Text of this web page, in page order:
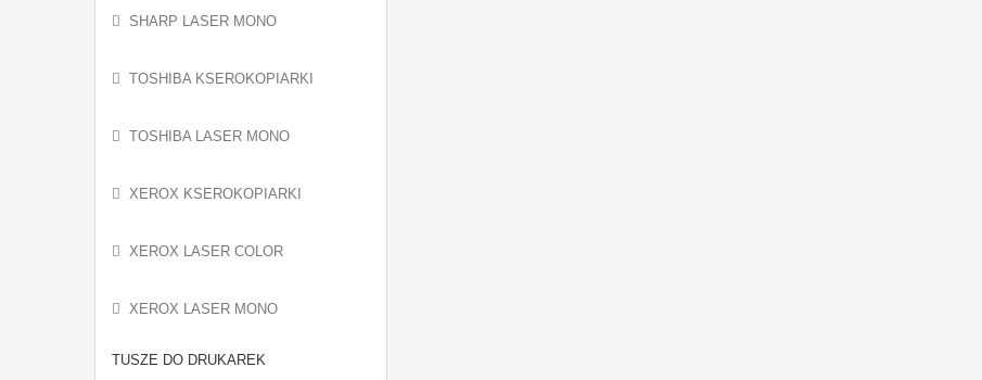
SHARP LASER MONO
TOSHIBA KSEROKOPIARKI
TOSHIBA LASER MONO
XEROX KSEROKOPIARKI
XEROX LASER COLOR
XEROX LASER MONO
TUSZE DO DRUKAREK